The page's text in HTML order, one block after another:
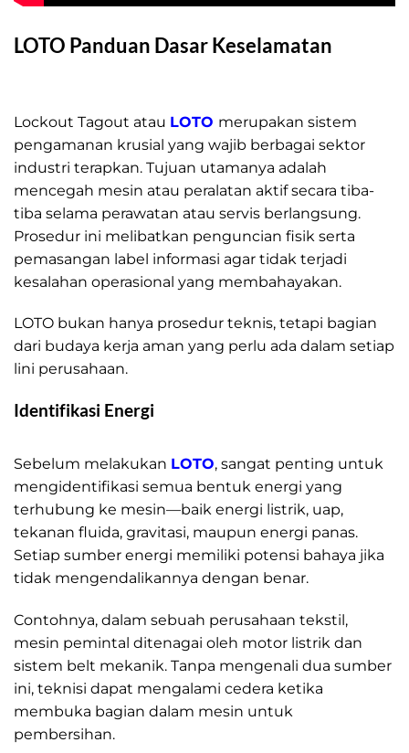
LOTO Panduan Dasar Keselamatan
Lockout Tagout atau LOTO merupakan sistem
pengamanan krusial yang wajib berbagai sektor
industri terapkan. Tujuan utamanya adalah
mencegah mesin atau peralatan aktif secara tiba-
tiba selama perawatan atau servis berlangsung.
Prosedur ini melibatkan penguncian fisik serta
pemasangan label informasi agar tidak terjadi
kesalahan operasional yang membahayakan.
LOTO bukan hanya prosedur teknis, tetapi bagian
dari budaya kerja aman yang perlu ada dalam setiap
lini perusahaan.
Identifikasi Energi
Sebelum melakukan LOTO, sangat penting untuk
mengidentifikasi semua bentuk energi yang
terhubung ke mesin—baik energi listrik, uap,
tekanan fluida, gravitasi, maupun energi panas.
Setiap sumber energi memiliki potensi bahaya jika
tidak mengendalikannya dengan benar.
Contohnya, dalam sebuah perusahaan tekstil,
mesin pemintal ditenagai oleh motor listrik dan
sistem belt mekanik. Tanpa mengenali dua sumber
ini, teknisi dapat mengalami cedera ketika
membuka bagian dalam mesin untuk
pembersihan.